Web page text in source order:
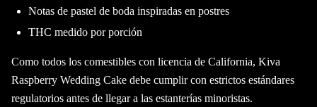
Notas de pastel de boda inspiradas en postres
THC medido por porción
Como todos los comestibles con licencia de California, Kiva
Raspberry Wedding Cake debe cumplir con estrictos estándares
regulatorios antes de llegar a las estanterías minoristas.